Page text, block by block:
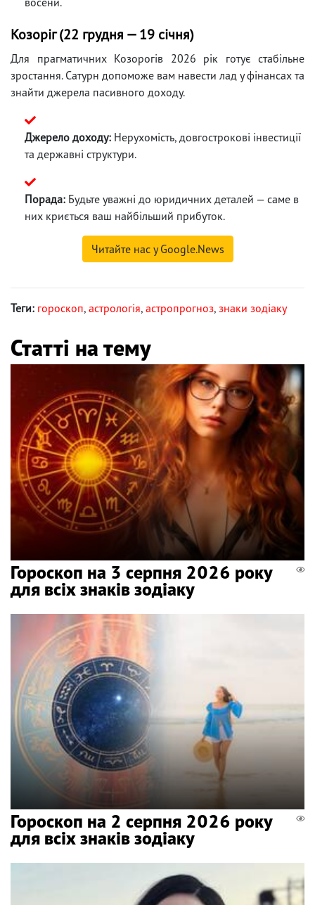
Козоріг (22 грудня — 19 січня)
Для прагматичних Козорогів 2026 рік готує стабільне
зростання. Сатурн допоможе вам навести лад у фінансах та
знайти джерела пасивного доходу.
Джерело доходу: Нерухомість, довгострокові інвестиції
та державні структури.
Порада: Будьте уважні до юридичних деталей — саме в
них криється ваш найбільший прибуток.
Читайте нас у Google.News
Теги: гороскоп, астрологія, астропрогноз, знаки зодіаку
Статті на тему
Гороскоп на 3 серпня 2026 року
для всіх знаків зодіаку
Гороскоп на 2 серпня 2026 року
для всіх знаків зодіаку